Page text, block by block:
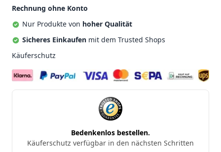
Rechnung ohne Konto
Nur Produkte von hoher Qualität
Sicheres Einkaufen mit dem Trusted Shops
Käuferschutz